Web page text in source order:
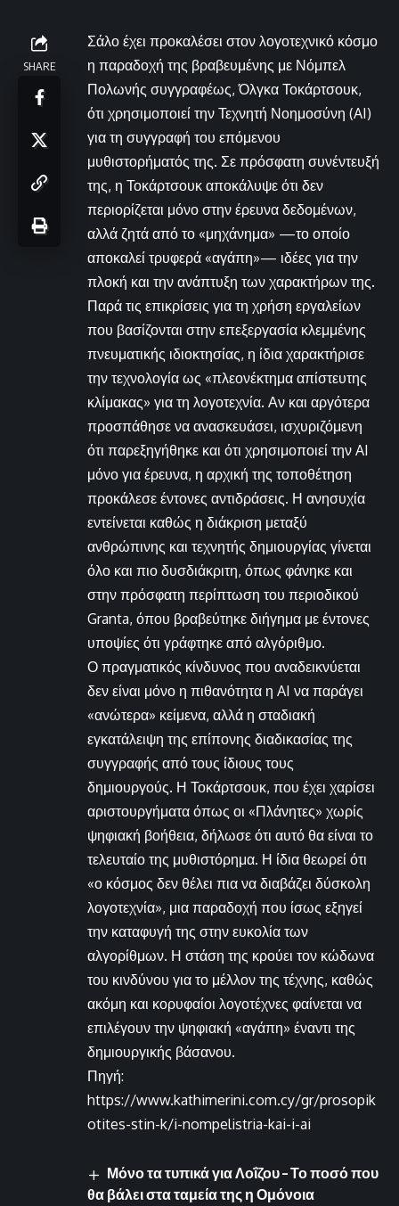
SHARE
Σάλο έχει προκαλέσει στον λογοτεχνικό κόσμο
η παραδοχή της βραβευμένης με Νόμπελ
Πολωνής συγγραφέως, Όλγκα Τοκάρτσουκ,
ότι χρησιμοποιεί την Τεχνητή Νοημοσύνη (AI)
για τη συγγραφή του επόμενου
μυθιστορήματός της. Σε πρόσφατη συνέντευξή
της, η Τοκάρτσουκ αποκάλυψε ότι δεν
περιορίζεται μόνο στην έρευνα δεδομένων,
αλλά ζητά από το «μηχάνημα» —το οποίο
αποκαλεί τρυφερά «αγάπη»— ιδέες για την
πλοκή και την ανάπτυξη των χαρακτήρων της.
Παρά τις επικρίσεις για τη χρήση εργαλείων
που βασίζονται στην επεξεργασία κλεμμένης
πνευματικής ιδιοκτησίας, η ίδια χαρακτήρισε
την τεχνολογία ως «πλεονέκτημα απίστευτης
κλίμακας» για τη λογοτεχνία. Αν και αργότερα
προσπάθησε να ανασκευάσει, ισχυριζόμενη
ότι παρεξηγήθηκε και ότι χρησιμοποιεί την AI
μόνο για έρευνα, η αρχική της τοποθέτηση
προκάλεσε έντονες αντιδράσεις. Η ανησυχία
εντείνεται καθώς η διάκριση μεταξύ
ανθρώπινης και τεχνητής δημιουργίας γίνεται
όλο και πιο δυσδιάκριτη, όπως φάνηκε και
στην πρόσφατη περίπτωση του περιοδικού
Granta, όπου βραβεύτηκε διήγημα με έντονες
υποψίες ότι γράφτηκε από αλγόριθμο.
Ο πραγματικός κίνδυνος που αναδεικνύεται
δεν είναι μόνο η πιθανότητα η AI να παράγει
«ανώτερα» κείμενα, αλλά η σταδιακή
εγκατάλειψη της επίπονης διαδικασίας της
συγγραφής από τους ίδιους τους
δημιουργούς. Η Τοκάρτσουκ, που έχει χαρίσει
αριστουργήματα όπως οι «Πλάνητες» χωρίς
ψηφιακή βοήθεια, δήλωσε ότι αυτό θα είναι το
τελευταίο της μυθιστόρημα. Η ίδια θεωρεί ότι
«ο κόσμος δεν θέλει πια να διαβάζει δύσκολη
λογοτεχνία», μια παραδοχή που ίσως εξηγεί
την καταφυγή της στην ευκολία των
αλγορίθμων. Η στάση της κρούει τον κώδωνα
του κινδύνου για το μέλλον της τέχνης, καθώς
ακόμη και κορυφαίοι λογοτέχνες φαίνεται να
επιλέγουν την ψηφιακή «αγάπη» έναντι της
δημιουργικής βάσανου.
Πηγή:
https://www.kathimerini.com.cy/gr/prosopik
otites-stin-k/i-nompelistria-kai-i-ai
Μόνο τα τυπικά για Λοΐζου – Το ποσό που
θα βάλει στα ταμεία της η Ομόνοια